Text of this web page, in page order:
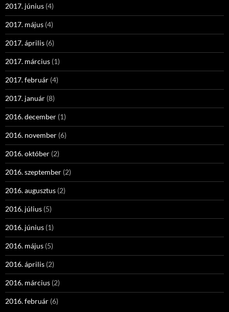
2017. június (4)
2017. május (4)
2017. április (6)
2017. március (1)
2017. február (4)
2017. január (8)
2016. december (1)
2016. november (6)
2016. október (2)
2016. szeptember (2)
2016. augusztus (2)
2016. július (5)
2016. június (1)
2016. május (5)
2016. április (2)
2016. március (2)
2016. február (6)